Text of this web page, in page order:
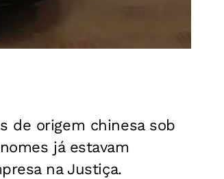
de origem chinesa sob
já estavam
na Justiça.